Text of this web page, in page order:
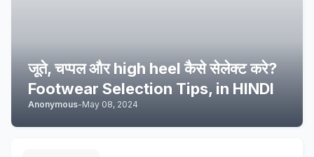
जूते, चप्पल और high heel कैसे सेलेक्ट करे?
Footwear Selection Tips, in HINDI
Anonymous-May 08, 2024